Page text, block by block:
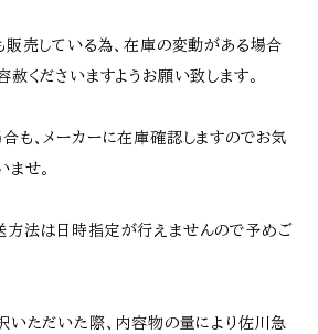
販売している為、在庫の変動がある場合
くださいますようお願い致します。
も、メーカーに在庫確認しますのでお気
せ。
法は日時指定が行えませんので予めご
いただいた際、内容物の量により佐川急